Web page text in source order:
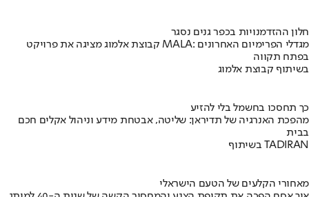
חלון ההזדמנויות בכפר גנים נסגר
קבוצת אלמוג מציגה את פרויקט MALA: מגדלי הפרימיום האחרונים
בפתח תקווה
בשיתוף קבוצת אלמוג
כך תחסכו בחשמל בלי להזיע
מהפכת האנרגיה של תדיראן: שליטה, אבטחת מידע וניהול אקלים חכם
בבית
בשיתוף TADIRAN
מאחורי הקלעים של הטעם הישראלי